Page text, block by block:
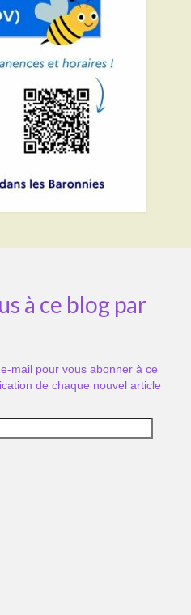
à ce blog par
mail pour vous abonner à ce
de chaque nouvel article